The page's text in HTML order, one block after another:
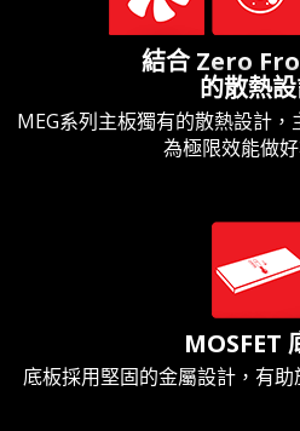
結合 Zero
的散熱
MEG系列主板獨有的散熱設計
為極限效能做
MOSFET
底板採用堅固的金屬設計，有助